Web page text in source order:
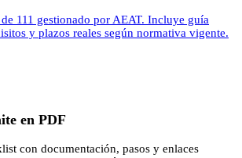
111 gestionado por AEAT. Incluye guía
y plazos reales según normativa vigente.
en PDF
con documentación, pasos y enlaces